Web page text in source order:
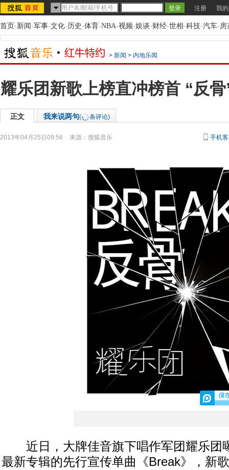
注册 我
首页-新闻-军事-文化-历史-体育-NBA-视频-娱谈-财经-世相-科技-汽车-房
> 新闻 > 内地乐闻
耀乐团新歌上榜直冲榜首 “反
正文 我来说两句( 条评论)
2013年04月25日09:56 来源： 搜狐音乐 手机
近日，大牌佳音旗下唱作军团耀乐团
最新专辑的先行宣传单曲《Break》，新